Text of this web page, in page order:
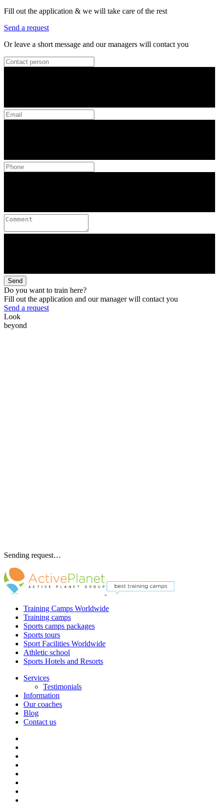
Fill out the application & we will take care of the rest
Send a request
Or leave a short message and our managers will contact you
Send
Do you want to train here?
Fill out the application and our manager will contact you
Send a request
Look
beyond
Sending request…
Training Camps Worldwide
Training camps
Sports camps packages
Sports tours
Sport Facilities Worldwide
Athletic school
Sports Hotels and Resorts
Services
Testimonials
Information
Our coaches
Blog
Contact us